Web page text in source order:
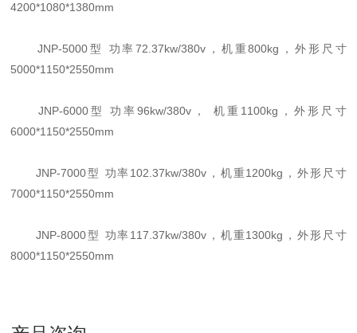
4200*1080*1380mm
JNP-5000型 功率72.37kw/380v，机重800kg，外形尺寸
5000*1150*2550mm
JNP-6000型 功率96kw/380v， 机重1100kg，外形尺寸
6000*1150*2550mm
JNP-7000型 功率102.37kw/380v，机重1200kg，外形尺寸
7000*1150*2550mm
JNP-8000型 功率117.37kw/380v，机重1300kg，外形尺寸
8000*1150*2550mm